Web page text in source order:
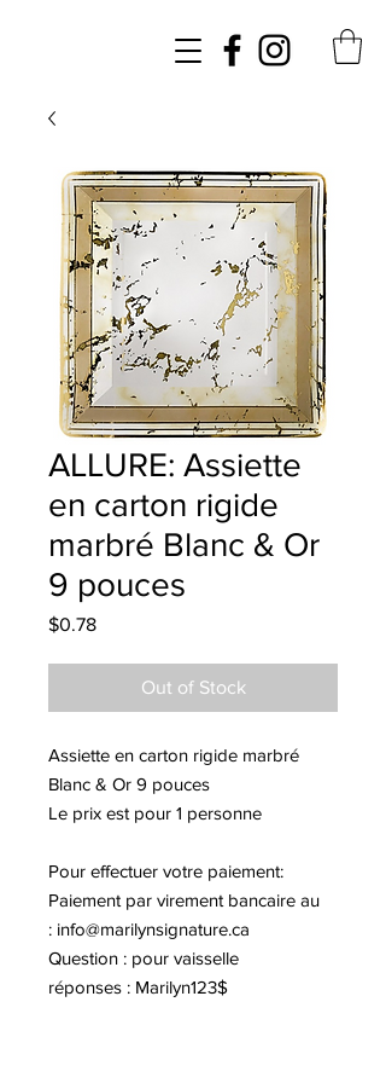
ALLURE: Assiette
en carton rigide
marbré Blanc & Or
9 pouces
$0.78Price
Out of Stock
Assiette en carton rigide marbré
Blanc & Or 9 pouces
Le prix est pour 1 personne
Pour effectuer votre paiement:
Paiement par virement bancaire au
: info@marilynsignature.ca
Question : pour vaisselle
réponses : Marilyn123$